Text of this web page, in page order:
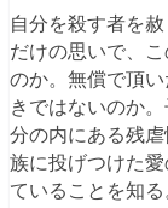
自分を殺す者を
だけの思いで、
のか。無償で頂
きではないのか
分の内にある残
族に投げつけた
ていることを知